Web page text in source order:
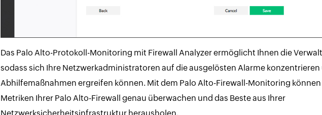
Das Palo Alto-Protokoll-Monitoring mit Firewall Analyzer ermöglicht Ihnen die
sodass sich Ihre Netzwerkadministratoren auf die ausgelösten Alarme konzentrieren
Abhilfemaßnahmen ergreifen können. Mit dem Palo Alto-Firewall-Monitoring
Metriken Ihrer Palo Alto-Firewall genau überwachen und das Beste aus Ihrer
Netzwerksicherheitsinfrastruktur herausholen.